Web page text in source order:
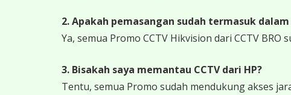
2. Apakah pemasangan sudah termasuk dalam
Ya, semua Promo CCTV Hikvision dari CCTV
3. Bisakah saya memantau CCTV dari HP?
Tentu, semua Promo sudah mendukung akses